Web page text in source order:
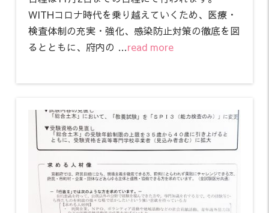
WITHコロナ時代を乗り越えていくため、医療・
検査体制の充実・強化、感染防止対策の徹底を図
るとともに、府内の …read more